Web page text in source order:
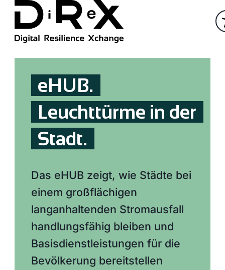
eHUB.
Leuchttürme in der
Stadt.
Das eHUB zeigt, wie Städte bei
einem großflächigen
langanhaltenden Stromausfall
handlungsfähig bleiben und
Basisdienstleistungen für die
Bevölkerung bereitstellen